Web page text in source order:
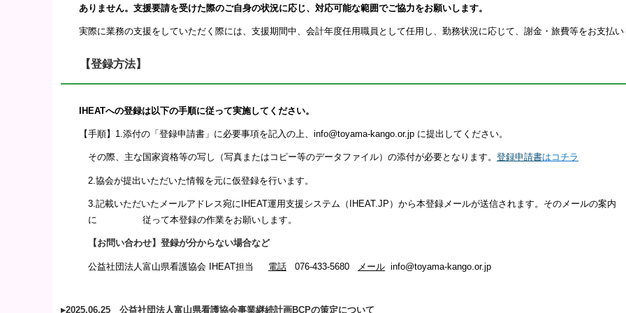
ありません。支援要請を受けた際のご自身の状況に応じ、対応可能な範囲でご協力をお願いします。
実際に業務の支援をしていただく際には、支援期間中、会計年度任用職員として任用し、勤務状況に応じて、謝金・旅費等をお支払い
【登録方法】
IHEATへの登録は以下の手順に従って実施してください。
【手順】 1.添付の「登録申請書」に必要事項を記入の上、info@toyama-kango.or.jp に提出してください。
その際、主な国家資格等の写し（写真またはコピー等のデータファイル）の添付が必要となります。 登録申請書はコチラ
2.協会が提出いただいた情報を元に仮登録を行います。
3.記載いただいたメールアドレス宛にIHEAT運用支援システム（IHEAT.JP）から本登録メールが送信されます。 そのメールの案内
に 従って本登録の作業をお願いします。
【お問い合わせ】登録が分からない場合など
公益社団法人富山県看護協会 IHEAT担当 電話 076-433-5680 メール info@toyama-kango.or.jp
▸2025.06.25 公益社団法人富山県看護協会事業継続計画BCPの策定について